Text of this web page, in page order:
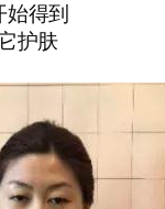
得到
护肤